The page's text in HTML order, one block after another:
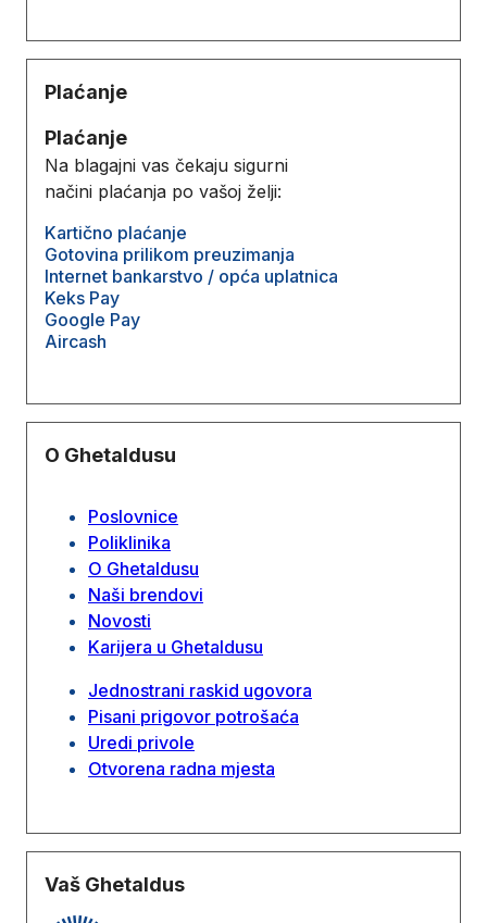
Plaćanje
Plaćanje
Na blagajni vas čekaju sigurni
načini plaćanja po vašoj želji:
Kartično plaćanje
Gotovina prilikom preuzimanja
Internet bankarstvo / opća uplatnica
Keks Pay
Google Pay
Aircash
O Ghetaldusu
Poslovnice
Poliklinika
O Ghetaldusu
Naši brendovi
Novosti
Karijera u Ghetaldusu
Jednostrani raskid ugovora
Pisani prigovor potrošaća
Uredi privole
Otvorena radna mjesta
Vaš Ghetaldus